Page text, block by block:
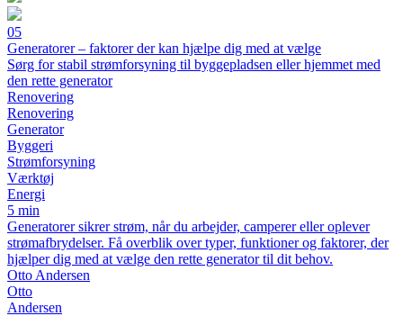
05
Generatorer – faktorer der kan hjælpe dig med at vælge
Sørg for stabil strømforsyning til byggepladsen eller hjemmet med
den rette generator
Renovering
Renovering
Generator
Byggeri
Strømforsyning
Værktøj
Energi
5 min
Generatorer sikrer strøm, når du arbejder, camperer eller oplever
strømafbrydelser. Få overblik over typer, funktioner og faktorer, der
hjælper dig med at vælge den rette generator til dit behov.
Otto Andersen
Otto
Andersen